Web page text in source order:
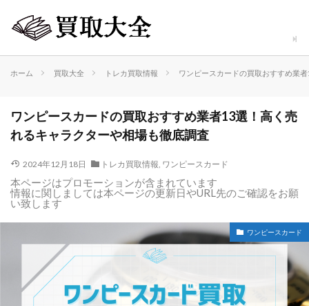
ホーム 買取大全 トレカ買取情報 ワンピースカードの買取おすすめ業
ワンピースカードの買取おすすめ業者13選！高く売
れるキャラクターや相場も徹底調査
2024年12月18日 トレカ買取情報, ワンピースカード
本ページはプロモーションが含まれています
情報に関しましては本ページの更新日やURL先のご確認をお願
い致します
ワンピースカード